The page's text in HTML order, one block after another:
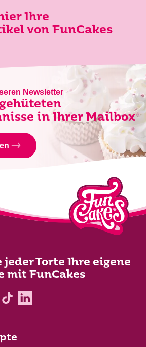
Ihre
von FunCakes
Newsletter
in Ihrer Mailbox
jeder Torte Ihre eigene
mit FunCakes